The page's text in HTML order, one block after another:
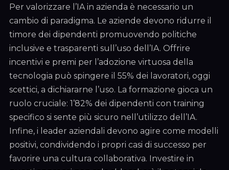
Per valorizzare l’IA in azienda è necessario un
cambio di paradigma. Le aziende devono ridurre il
timore dei dipendenti promuovendo politiche
inclusive e trasparenti sull’uso dell’IA. Offrire
incentivi e premi per l’adozione virtuosa della
tecnologia può spingere il 55% dei lavoratori, oggi
scettici, a dichiararne l’uso. La formazione gioca un
ruolo cruciale: 1’82% dei dipendenti con training
specifico si sente più sicuro nell’utilizzo dell’IA.
Infine, i leader aziendali devono agire come modelli
positivi, condividendo i propri casi di successo per
favorire una cultura collaborativa. Investire in